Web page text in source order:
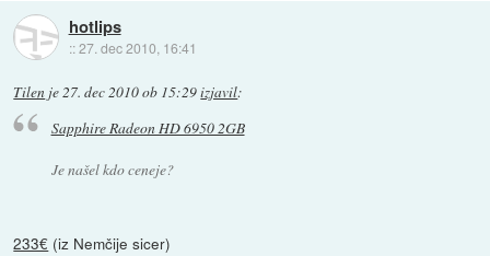
hotlips
::27. dec 2010, 16:41
Tilen je 27. dec 2010 ob 15:29izjavil:
Sapphire Radeon HD 6950 2GB
Je našel kdo ceneje?
233€ (iz Nemčije sicer)